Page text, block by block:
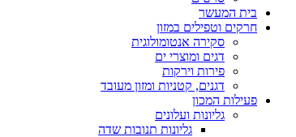
בית המעשר
חרקים וטפילים במזון
סקירה אנטומולוגית
דגים ומוצרי ים
פירות וירקות
דגנים, קטניות ומזון מעובד
פעילות המכון
גליונות ועלונים
גליונות תנובות שדה